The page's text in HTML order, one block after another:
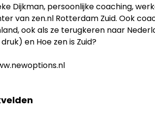
Dijkman, persoonlijke coaching,
van zen.nl Rotterdam Zuid. Ook
ook als ze terugkeren naar
en Hoe zen is Zuid?